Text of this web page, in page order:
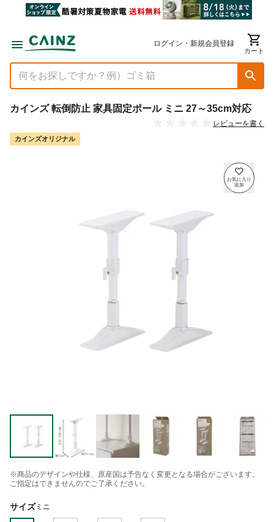
ログイン・新規会員登録
カート
カインズ 転倒防止 家具固定ポール ミニ 27～35cm対応
レビューを書く
カインズオリジナル
※商品のデザインや仕様、原産国は予告なく変更となる場合がございます。
ご指定はできませんのでご了承ください。
サイズミニ